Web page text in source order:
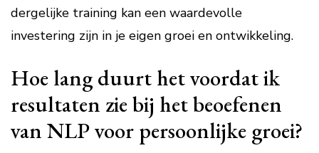
dergelijke training kan een waardevolle
investering zijn in je eigen groei en ontwikkeling.
Hoe lang duurt het voordat ik
resultaten zie bij het beoefenen
van NLP voor persoonlijke groei?